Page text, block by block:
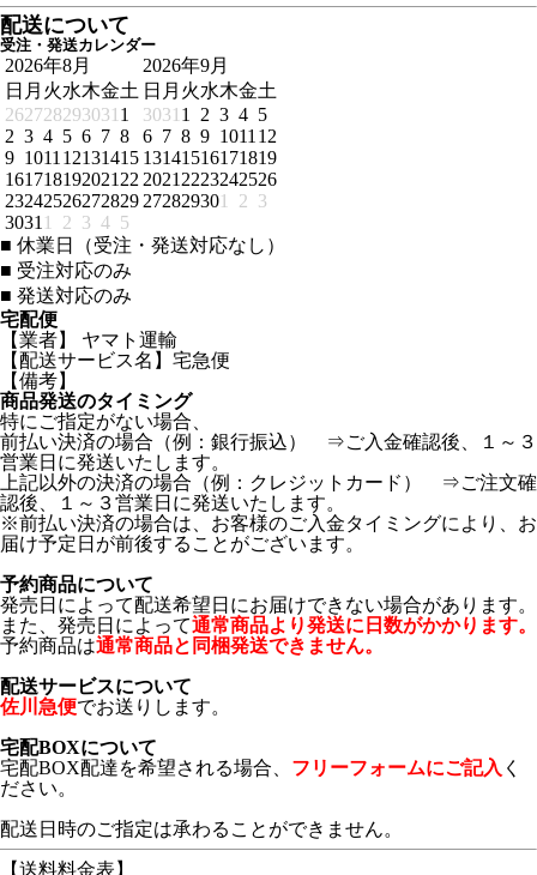
配送について
受注・発送カレンダー
2026年8月
日 月 火水木金土
262728293031 1
2 3 4 5 6 7 8
9 1011 12131415
161718192021 22
23242526272829
3031 1 2 3 4 5
2026年9月
日 月 火水木金土
3031 1 2 3 4 5
6 7 8 9 1011 12
13141516171819
2021 2223242526
272829301 2 3
■ 休業日（受注・発送対応なし）
■ 受注対応のみ
■ 発送対応のみ
宅配便
【業者】 ヤマト運輸
【配送サービス名】宅急便
【備考】
商品発送のタイミング
特にご指定がない場合、
前払い決済の場合（例：銀行振込） ⇒ご入金確認後、１～３
営業日に発送いたします。
上記以外の決済の場合（例：クレジットカード） ⇒ご注文確
認後、１～３営業日に発送いたします。
※前払い決済の場合は、お客様のご入金タイミングにより、お
届け予定日が前後することがございます。
予約商品について
発売日によって配送希望日にお届けできない場合があります。
また、発売日によって通常商品より発送に日数がかかります。
予約商品は通常商品と同梱発送できません。
配送サービスについて
佐川急便でお送りします。
宅配BOXについて
宅配BOX配達を希望される場合、 フリーフォームにご記入 く
ださい。
配送日時のご指定は承わることができません。
【送料料金表】